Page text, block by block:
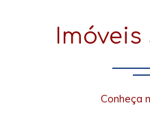
Conheça